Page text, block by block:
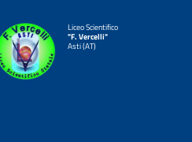
Liceo Scientifico
"F. Vercelli"
Asti (AT)